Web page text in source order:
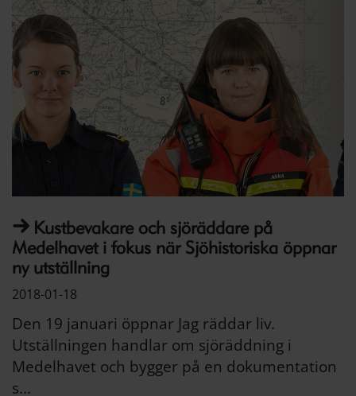
Kustbevakare och sjöräddare på
Medelhavet i fokus när Sjöhistoriska öppnar
ny utställning
2018-01-18
Den 19 januari öppnar Jag räddar liv.
Utställningen handlar om sjöräddning i
Medelhavet och bygger på en dokumentation
s...